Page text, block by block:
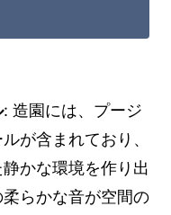
: 造園には、プージ
が含まれており、
かな環境を作り出
らかな音が空間の